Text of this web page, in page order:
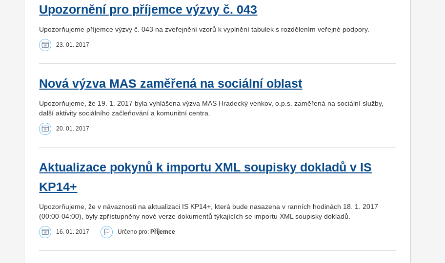
Upozornění pro příjemce výzvy č. 043
Upozorňujeme příjemce výzvy č. 043 na zveřejnění vzorů k vyplnění tabulek s rozdělením veřejné podpory.
23. 01. 2017
Nová výzva MAS zaměřená na sociální oblast
Upozorňujeme, že 19. 1. 2017 byla vyhlášena výzva MAS Hradecký venkov, o.p.s. zaměřená na sociální služby,
další aktivity sociálního začleňování a komunitní centra.
20. 01. 2017
Aktualizace pokynů k importu XML soupisky dokladů v IS
KP14+
Upozorňujeme, že v návaznosti na aktualizaci IS KP14+, která bude nasazena v ranních hodinách 18. 1. 2017
(00:00-04:00), byly zpřístupněny nové verze dokumentů týkajících se importu XML soupisky dokladů.
16. 01. 2017 Určeno pro:Příjemce